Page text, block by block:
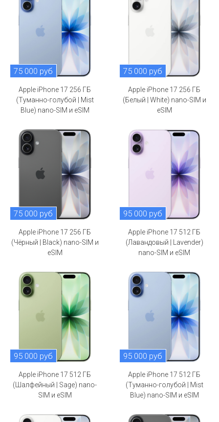
75 000 руб
Apple iPhone 17 256 ГБ
(Туманно-голубой | Mist
Blue) nano-SIM и eSIM
75 000 руб
Apple iPhone 17 256 ГБ
(Белый | White) nano-SIM и
eSIM
75 000 руб
Apple iPhone 17 256 ГБ
(Чёрный | Black) nano-SIM и
eSIM
95 000 руб
Apple iPhone 17 512 ГБ
(Лавандовый | Lavender)
nano-SIM и eSIM
95 000 руб
Apple iPhone 17 512 ГБ
(Шалфейный | Sage) nano-
SIM и eSIM
95 000 руб
Apple iPhone 17 512 ГБ
(Туманно-голубой | Mist
Blue) nano-SIM и eSIM